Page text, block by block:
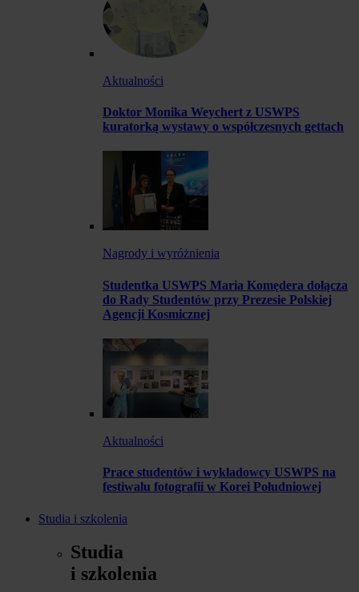
Aktualności
Doktor Monika Weychert z USWPS
kuratorką wystawy o współczesnych gettach
Nagrody i wyróżnienia
Studentka USWPS Maria Komędera dołącza
do Rady Studentów przy Prezesie Polskiej
Agencji Kosmicznej
Aktualności
Prace studentów i wykładowcy USWPS na
festiwalu fotografii w Korei Południowej
Studia i szkolenia
Studia
i szkolenia